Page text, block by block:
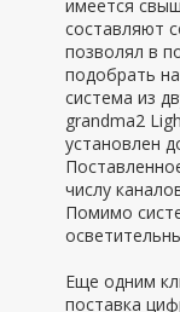
имеется
составляют
позволял в
подобрать
система из
grandma2
установлен
числу
Помимо
Еще одним
поставка